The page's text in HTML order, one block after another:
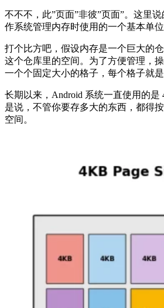
不不不，此”页面”非彼”页面”。这里
作系统管理内存时使用的一个基本单位
打个比方吧，假设内存是一个巨大的
这个仓库里的空间。为了方便管理，
一个个固定大小的格子，每个格子就是
长期以来，Android 系统一直使用的
是说，不管你要存多大的东西，都得
空间。